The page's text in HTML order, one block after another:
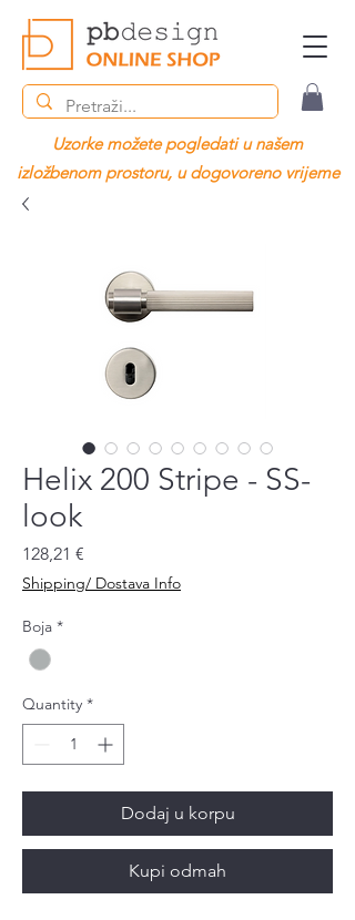
Uzorke možete pogledati u našem
izložbenom prostoru, u dogovoreno vrijeme
Helix 200 Stripe - SS-
look
128,21 €
Shipping/ Dostava Info
Boja *
Quantity *
Dodaj u korpu
Kupi odmah